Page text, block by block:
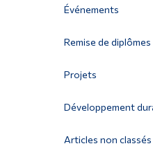
Événements
Remise de diplômes
Projets
Développement
Articles non classés